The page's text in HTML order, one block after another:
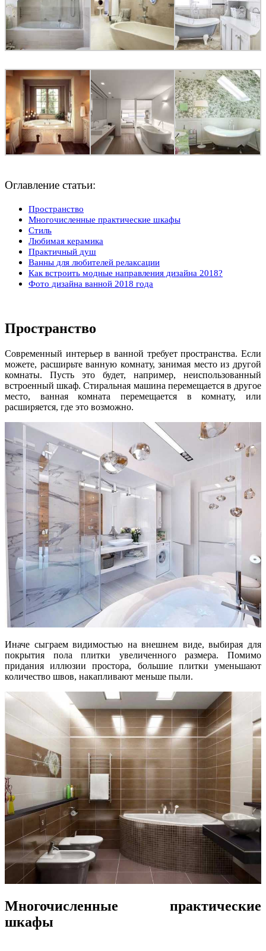
Оглавление статьи:
Пространство
Многочисленные практические шкафы
Стиль
Любимая керамика
Практичный душ
Ванны для любителей релаксации
Как встроить модные направления дизайна 2018?
Фото дизайна ванной 2018 года
Пространство
Современный интерьер в ванной требует пространства. Если
можете, расширьте ванную комнату, занимая место из другой
комнаты. Пусть это будет, например, неиспользованный
встроенный шкаф. Стиральная машина перемещается в другое
место, ванная комната перемещается в комнату, или
расширяется, где это возможно.
Иначе сыграем видимостью на внешнем виде, выбирая для
покрытия пола плитки увеличенного размера. Помимо
придания иллюзии простора, большие плитки уменьшают
количество швов, накапливают меньше пыли.
Многочисленные практические
шкафы